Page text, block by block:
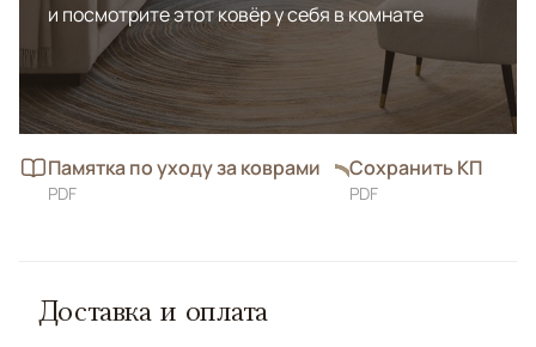
и посмотрите этот ковёр у себя в комнате
Памятка по уходу за коврами
PDF
Сохранить КП
PDF
Доставка и оплата